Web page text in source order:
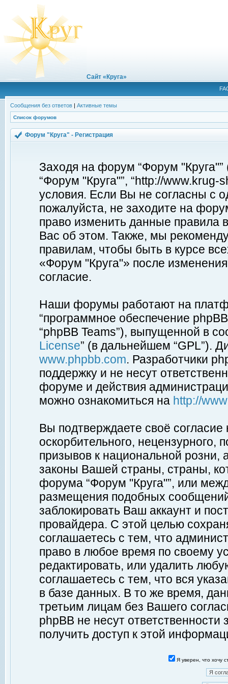
Сайт «Круга»
Сообщения без ответов | Активные темы
Список форумов
Форум "Круга" - Регистрация
Заходя на форум “Форум
“Форум "Круга"”, “http://
условия. Если Вы не согласны с
пожалуйста, не заходите на
право изменить данные правила
Вас об этом. Также, мы
правилам, чтобы быть в курсе
«Форум "Круга"» после
согласие.
Наши форумы работают на
“программное обеспечение
“phpBB Teams”), выпущенной в
License” (в дальнейшем “GPL”).
www.phpbb.com. Разработчики
поддержку и не несут
форуме и действия
можно ознакомиться на http://
Вы подтверждаете своё
оскорбительного, нецензурного,
призывов к национальной
законы Вашей страны, страны,
форума “Форум "Круга"”, или
размещения подобных
заблокировать Ваш аккаунт и
провайдера. С этой целью
соглашаетесь с тем, что
право в любое время по своему
редактировать, или удалить
соглашаетесь с тем, что вся
в базе данных. В то же время,
третьим лицам без Вашего
phpBB не несут ответственности
получить доступ к этой
Я уверен, что хочу